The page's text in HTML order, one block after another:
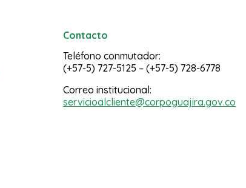
Contacto
Teléfono conmutador:
(+57-5) 727-5125 – (+57-5) 728-6778
Correo institucional:
servicioalcliente@corpoguajira.gov.co